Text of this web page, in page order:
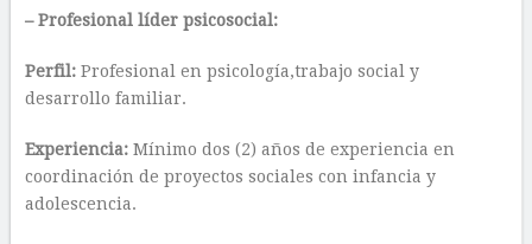
– Profesional líder psicosocial:
Perfil: Profesional en psicología,trabajo social y
desarrollo familiar.
Experiencia:Mínimo dos (2) años de experiencia en
coordinación de proyectos sociales con infancia y
adolescencia.